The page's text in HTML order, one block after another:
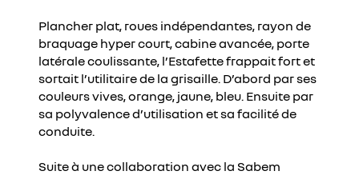
Plancher plat, roues indépendantes, rayon de
braquage hyper court, cabine avancée, porte
latérale coulissante, l’Estafette frappait fort et
sortait l’utilitaire de la grisaille. D’abord par ses
couleurs vives, orange, jaune, bleu. Ensuite par
sa polyvalence d’utilisation et sa facilité de
conduite.
Suite à une collaboration avec la Sabem